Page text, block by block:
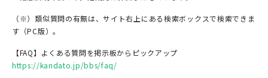
（※）類似質問の有無は、サイト右上にある検索ボックスで検索できま
す（PC版）。
【FAQ】よくある質問を掲示板からピックアップ
https://kandato.jp/bbs/faq/